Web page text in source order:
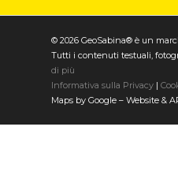
© 2026 GeoSabina® è un
Tutti i contenuti testuali,
di più
Informativa sulla Privacy |
Maps by Google – Website &